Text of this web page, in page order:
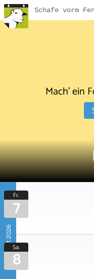
Schafe vorm
Mach' ein
August 2026
Fr.
7
Sa.
8